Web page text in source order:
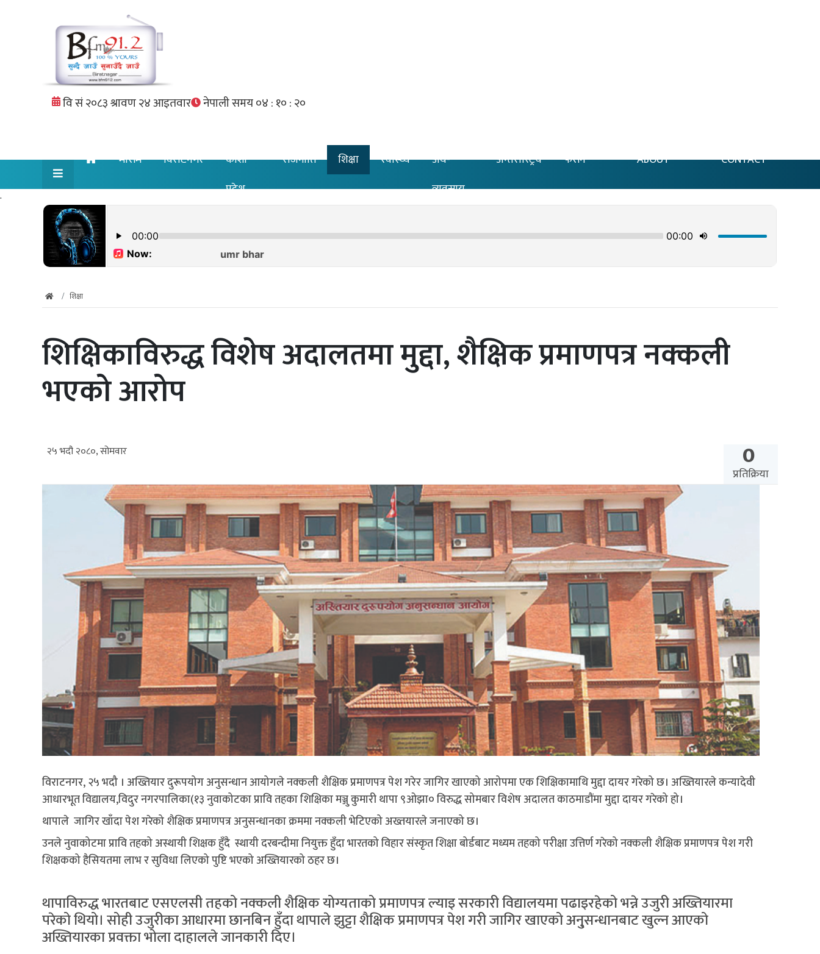
मौसम विराटनगर
कोशी
प्रदेश
राजनीति शिक्षा स्वास्थ्य
अर्थ-
व्यवसाय
अन्तरास्ट्रिय फेसन ABOUT CONTACT
.
शिक्षा
शिक्षिकाविरुद्ध विशेष अदालतमा मुद्दा, शैक्षिक प्रमाणपत्र नक्कली
भएको आरोप
२५ भदौ २०८०, सोमवार 0
प्रतिक्रिया
विराटनगर, २५ भदौ । अख्तियार दुरूपयोग अनुसन्धान आयोगले नक्कली शैक्षिक प्रमाणपत्र पेश गरेर जागिर खाएको आरोपमा एक शिक्षिकामाथि मुद्दा दायर गरेको छ। अख्तियारले कन्यादेवी
आधारभूत विद्यालय,विदुर नगरपालिका(१३ नुवाकोटका प्रावि तहका शिक्षिका मञ्जु कुमारी थापा ९ओझा० विरुद्ध सोमबार विशेष अदालत काठमाडौंमा मुद्दा दायर गरेको हो।
थापाले जागिर खाँदा पेश गरेको शैक्षिक प्रमाणपत्र अनुसन्धानका क्रममा नक्कली भेटिएको अख्तयारले जनाएको छ।
उनले नुवाकोटमा प्रावि तहको अस्थायी शिक्षक हुँदै स्थायी दरबन्दीमा नियुक्त हुँदा भारतको विहार संस्कृत शिक्षा बोर्डबाट मध्यम तहको परीक्षा उत्तिर्ण गरेको नक्कली शैक्षिक प्रमाणपत्र पेश गरी
शिक्षकको हैसियतमा लाभ र सुविधा लिएको पुष्टि भएको अख्तियारको ठहर छ।
थापाविरुद्ध भारतबाट एसएलसी तहको नक्कली शैक्षिक योग्यताको प्रमाणपत्र ल्याइ सरकारी विद्यालयमा पढाइरहेको भन्ने उजुरी अख्तियारमा
परेको थियो। सोही उजुरीका आधारमा छानबिन हुँदा थापाले झुट्टा शैक्षिक प्रमाणपत्र पेश गरी जागिर खाएको अनु्सन्धानबाट खुल्न आएको
अख्तियारका प्रवक्ता भोला दाहालले जानकारी दिए।